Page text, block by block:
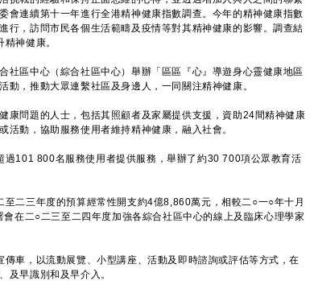
會連續第十一年進行全港精神健康指數調查。今年的精神健康指數
行，訪問市民各個生活範疇及疫情等對其精神健康的影響。調查結
神健康。
區中心（綜合社區中心）舉辦「區區『心』導遊身心靈健康地區
，推動大眾連繫社區及身邊人，一同關注精神健康。
問題的人士，包括其照顧者及家屬提供支援，資助24間精神健康
動，協助服務使用者維持精神健康，融入社會。
101 800名服務使用者提供服務，舉辦了約30 700項公眾教育活
二三年度的預算經常性開支約4億8,860萬元，相較二○一○年十月
在二○二三至二四年度加強各綜合社區中心的線上及臨床心理學家
，以流動展覽、小型講座、活動及即時諮詢或評估等方式，在
及早識別和及早介入。